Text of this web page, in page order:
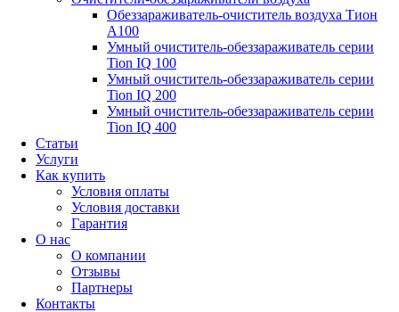
Обеззараживатель-очиститель воздуха Тион
А100
Умный очиститель-обеззараживатель серии
Tion IQ 100
Умный очиститель-обеззараживатель серии
Tion IQ 200
Умный очиститель-обеззараживатель серии
Tion IQ 400
Статьи
Услуги
Как купить
Условия оплаты
Условия доставки
Гарантия
О нас
О компании
Отзывы
Партнеры
Контакты